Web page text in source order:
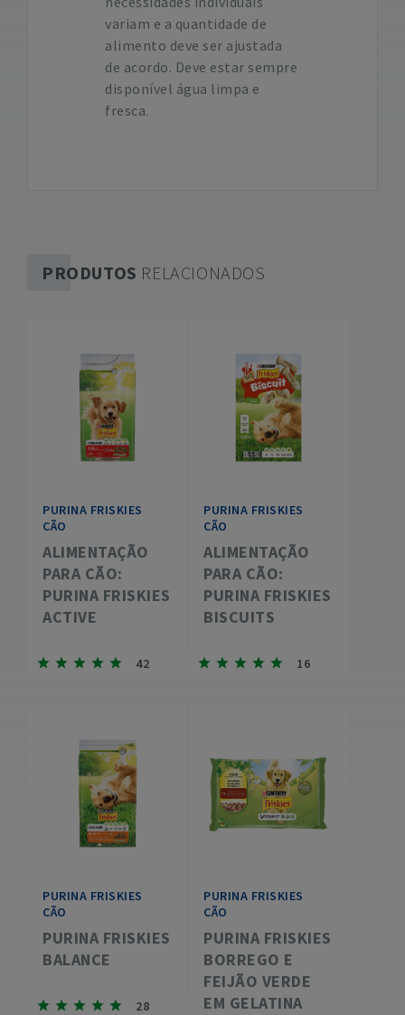
variam e a quantidade de
alimento deve ser ajustada
de acordo. Deve estar sempre
disponível água limpa e
fresca.
PRODUTOS RELACIONADOS
PURINA FRISKIES
CÃO
ALIMENTAÇÃO
PARA CÃO:
PURINA FRISKIES
ACTIVE
42
PURINA FRISKIES
CÃO
ALIMENTAÇÃO
PARA CÃO:
PURINA FRISKIES
BISCUITS
16
PURINA FRISKIES
CÃO
PURINA FRISKIES
BALANCE
28
PURINA FRISKIES
CÃO
PURINA FRISKIES
BORREGO E
FEIJÃO VERDE
EM GELATINA